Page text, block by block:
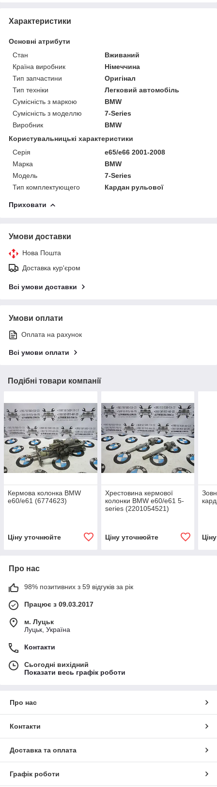
Характеристики
Основні атрибути
Стан
Вживаний
Країна виробник
Німеччина
Тип запчастини
Оригінал
Тип техніки
Легковий автомобіль
Сумісність з маркою
BMW
Сумісність з моделлю
7-Series
Виробник
BMW
Користувальницькі характеристики
Серія
e65/e66 2001-2008
Марка
BMW
Модель
7-Series
Тип комплектующего
Кардан рульової
Приховати
Умови доставки
Нова Пошта
Доставка кур'єром
Всі умови доставки
Умови оплати
Оплата на рахунок
Всі умови оплати
Подібні товари компанії
Кермова колонка BMW
e60/e61 (6774623)
Ціну уточнюйте
Хрестовина кермової
колонки BMW e60/e61 5-
series (2201054521)
Ціну уточнюйте
Про нас
98% позитивних з 59 відгуків за рік
Працює з 09.03.2017
м. Луцьк
Луцьк, Україна
Контакти
Сьогодні вихідний
Показати весь графік роботи
Про нас
Контакти
Доставка та оплата
Графік роботи